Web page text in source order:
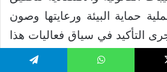
حماية البيئة ورعايتها وصون
التأكيد في سياق فعاليات هذا
البيئة ترتبط جوهريا بعملية